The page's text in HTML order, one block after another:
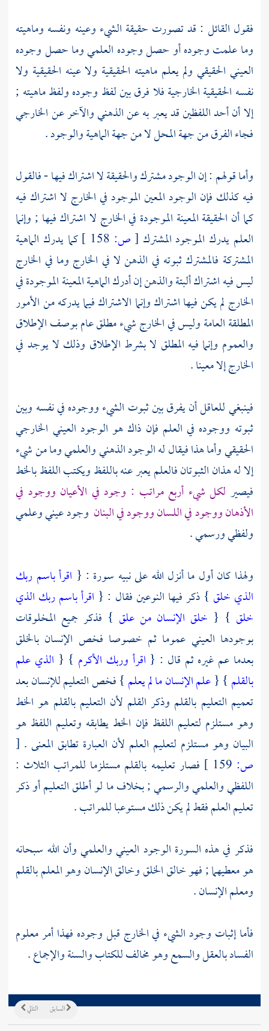
فقول القائل : قد تصورت حقيقة الشيء وعينه ونفسه وماهيته
وما علمت وجوده أو حصل وجوده العلمي وما حصل وجوده
العيني الحقيقي ولم يعلم ماهيته الحقيقية ولا عينه الحقيقية ولا
نفسه الحقيقية الخارجية فلا فرق بين لفظ وجوده ولفظ ماهيته ;
إلا أن أحد اللفظين قد يعبر به عن الذهني والآخر عن الخارجي
فجاء الفرق من جهة المحل لا من جهة الماهية والوجود .
وأما قولهم : إن الوجود مشترك والحقيقة لا اشتراك فيها - فالقول
فيه كذلك فإن الوجود المعين الموجود في الخارج لا اشتراك فيه
كما أن الحقيقة المعينة الموجودة في الخارج لا اشتراك فيها ; وإنما
العلم يدرك الموجود المشترك [ص:
كما يدرك الماهية
المشتركة فالمشترك ثبوته في الذهن لا في الخارج وما في الخارج
ليس فيه اشتراك ألبتة والذهن إن أدرك الماهية المعينة الموجودة في
الخارج لم يكن فيها اشتراك وإنما الاشتراك فيما يدركه من الأمور
المطلقة العامة وليس في الخارج شيء مطلق عام بوصف الإطلاق
والعموم وإنما فيه المطلق لا بشرط الإطلاق وذلك لا يوجد في
الخارج إلا معينا .
فينبغي للعاقل أن يفرق بين ثبوت الشيء ووجوده في نفسه وبين
ثبوته ووجوده في العلم فإن ذاك هو الوجود العيني الخارجي
الحقيقي وأما هذا فيقال له الوجود الذهني والعلمي وما من شيء
إلا له هذان الثبوتان فالعلم يعبر عنه باللفظ ويكتب اللفظ بالخط
فيصير لكل شيء أربع مراتب : وجود في الأعيان ووجود في
الأذهان ووجود في اللسان ووجود في البنان وجود عيني وعلمي
ولفظي ورسمي .
ولهذا كان أول ما أنزل الله على نبيه سورة : { اقرأ باسم ربك
الذي خلق } ذكر فيها النوعين فقال : { اقرأ باسم ربك الذي
خلق } { خلق الإنسان من علق } فذكر جميع المخلوقات
بوجودها العيني عموما ثم خصوصا فخص الإنسان بالخلق
بعدما عم غيره ثم قال : { اقرأ وربك الأكرم } { الذي علم
بالقلم } {علم الإنسان ما لم يعلم } فخص التعليم للإنسان بعد
تعميم التعليم بالقلم وذكر القلم لأن التعليم بالقلم هو الخط
وهو مستلزم لتعليم اللفظ فإن الخط يطابقه وتعليم اللفظ هو
البيان وهو مستلزم لتعليم العلم لأن العبارة تطابق المعنى . [
ص:
فصار تعليمه بالقلم مستلزما للمراتب الثلاث :
اللفظي والعلمي والرسمي ; بخلاف ما لو أطلق التعليم أو ذكر
تعليم العلم فقط لم يكن ذلك مستوعبا للمراتب .
فذكر في هذه السورة الوجود العيني والعلمي وأن الله سبحانه
هو معطيهما ; فهو خالق الخلق وخالق الإنسان وهو المعلم بالقلم
ومعلم الإنسان .
فأما إثبات وجود الشيء في الخارج قبل وجوده فهذا أمر معلوم
الفساد بالعقل والسمع وهو مخالف للكتاب والسنة والإجماع .
التالي السابق